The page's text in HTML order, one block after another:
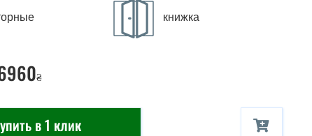
книжка
₴
в 1 клик